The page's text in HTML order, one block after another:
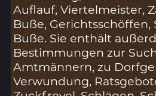
Auflauf, Viertelmeister,
Buße,
Buße. Sie enthält
Bestimmungen zur
Amtmännern, zu
Verwundung,